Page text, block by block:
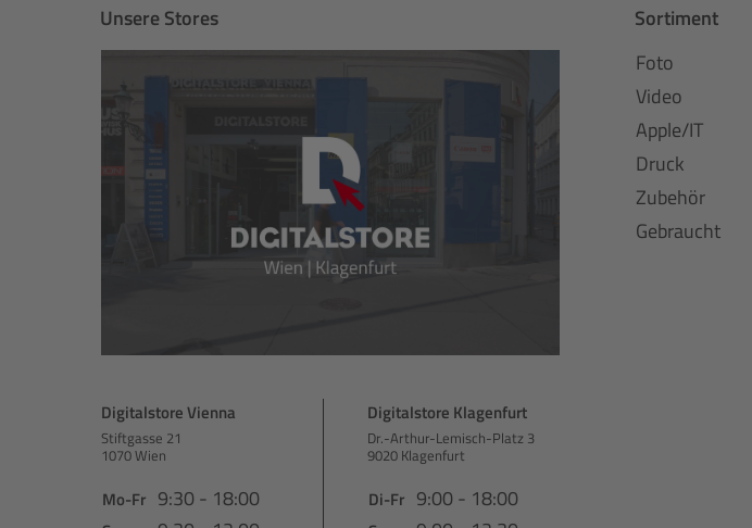
Unsere Stores
Digitalstore Vienna
Stiftgasse 21
1070 Wien
Mo-Fr 9:30 - 18:00
Digitalstore Klagenfurt
Dr.-Arthur-Lemisch-Platz 3
9020 Klagenfurt
Di-Fr 9:00 - 18:00
Sortiment
Foto
Video
Apple/IT
Druck
Zubehör
Gebraucht